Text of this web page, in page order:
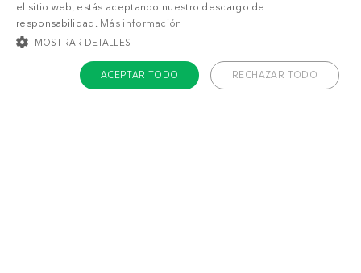
el sitio web, estás aceptando nuestro descargo de
responsabilidad. Más información
MOSTRAR DETALLES
ACEPTAR TODO RECHAZAR TODO